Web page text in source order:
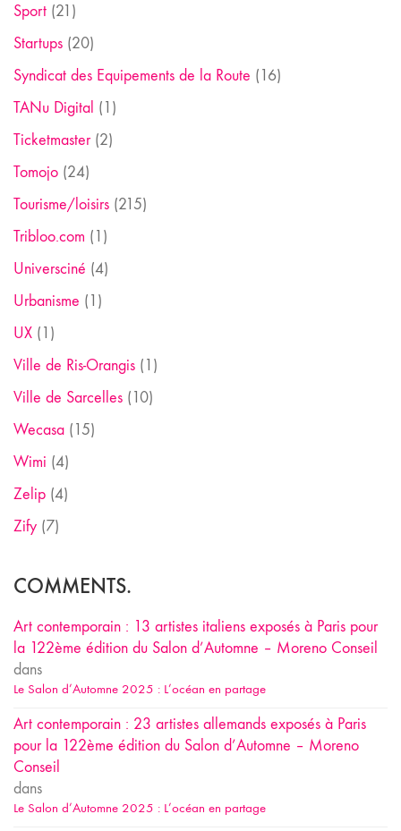
Sport (21)
Startups (20)
Syndicat des Equipements de la Route (16)
TANu Digital (1)
Ticketmaster(2)
Tomojo (24)
Tourisme/loisirs (215)
Tribloo.com (1)
Universciné (4)
Urbanisme (1)
UX (1)
Ville de Ris-Orangis (1)
Ville de Sarcelles (10)
Wecasa (15)
Wimi (4)
Zelip (4)
Zify (7)
COMMENTS.
Art contemporain : 13 artistes italiens exposés à Paris pour
la 122ème édition du Salon d’Automne – Moreno Conseil
dans
Le Salon d’Automne 2025 : L’océan en partage
Art contemporain : 23 artistes allemands exposés à Paris
pour la 122ème édition du Salon d’Automne – Moreno
Conseil
dans
Le Salon d’Automne 2025 : L’océan en partage